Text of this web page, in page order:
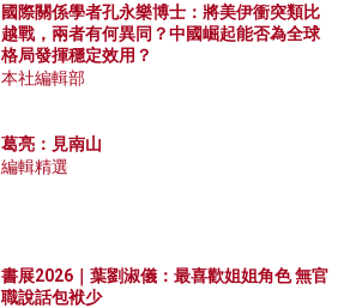
國際關係學者孔永樂博士：將美伊衝突類比
越戰，兩者有何異同？中國崛起能否為全球
格局發揮穩定效用？
本社編輯部
葛亮：見南山
編輯精選
書展2026｜葉劉淑儀：最喜歡姐姐角色 無官
職說話包袱少